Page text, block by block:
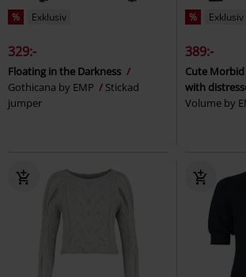
% Exklusiv
329:-
Floating in the Darkness
Gothicana by EMP
Stickad
jumper
% Exklusiv
389:-
Cute
with
Volume by